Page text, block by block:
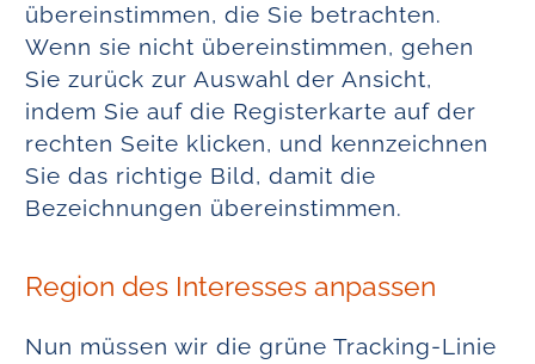
übereinstimmen, die Sie betrachten.
Wenn sie nicht übereinstimmen, gehen
Sie zurück zur Auswahl der Ansicht,
indem Sie auf die Registerkarte auf der
rechten Seite klicken, und kennzeichnen
Sie das richtige Bild, damit die
Bezeichnungen übereinstimmen.
Region des Interesses anpassen
Nun müssen wir die grüne Tracking-Linie